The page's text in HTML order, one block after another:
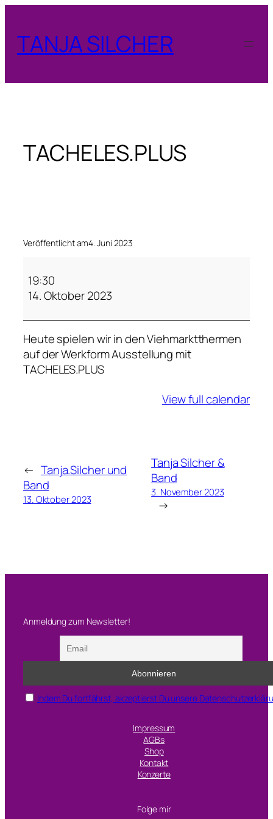
springen
TANJA SILCHER
TACHELES.PLUS
Veröffentlicht am4. Juni 2023
A
C
E
L
E
S
19:30
14. Oktober 2023
Heute spielen wir in den Viehmarktthermen
auf der Werkform Ausstellung mit
TACHELES.PLUS
View full calendar
← Tanja.Silcher und
Band
13. Oktober 2023
Tanja Silcher &
Band
3. November 2023
→
Anmeldung zum Newsletter!
Indem Du fortfährst, akzeptierst Du unsere
Impressum
AGBs
Shop
Kontakt
Konzerte
Folge mir